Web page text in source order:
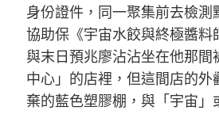
身份證件，同一聚集前去檢測
協助保《宇宙水餃與終極醬料
與末日預兆廖沾沾坐在他那間
中心」的店裡，但這間店的外
棄的藍色塑膠棚，與「宇宙」